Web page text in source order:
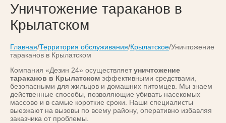
Уничтожение тараканов в
Крылатском
Главная/Территория обслуживания/Крылатское/Уничтожение
тараканов в Крылатском
Компания «Дезин 24» осуществляет уничтожение
тараканов в Крылатском эффективными средствами,
безопасными для жильцов и домашних питомцев. Мы знаем
действенные способы, позволяющие убивать насекомых
массово и в самые короткие сроки. Наши специалисты
выезжают на вызовы по всему району, оперативно избавляя
заказчика от проблемы.